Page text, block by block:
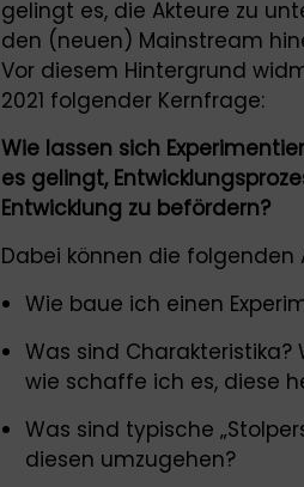
gelingt es, die Akteure zu
den (neuen) Mainstream
Vor diesem Hintergrund
2021 folgender Kernfrage:
Wie lassen sich
es gelingt,
Entwicklung zu befördern?
Dabei können die folgenden
Wie baue ich einen
Was sind Charakteristika?
wie schaffe ich es, diese
Was sind typische
diesen umzugehen?